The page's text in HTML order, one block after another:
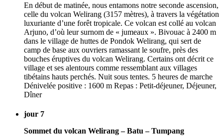
En début de matinée, nous entamons notre seconde ascension,
celle du volcan Welirang (3157 mètres), à travers la végétation
luxuriante d’une forêt tropicale. Ce volcan est collé au volcan
Arjuno, d’où leur surnom de « jumeaux ». Bivouac à 2400 m
dans le village de huttes de Pondok Welirang, qui sert de
camp de base aux ouvriers ramassant le soufre, près des
bouches éruptives du volcan Welirang. Certains ont décrit ce
village et ses alentours comme ressemblant aux villages
tibétains hauts perchés. Nuit sous tentes. 5 heures de marche
Dénivelée positive : 1600 m Repas : Petit-déjeuner, Déjeuner,
Dîner
jour 7
Sommet du volcan Welirang – Batu – Tumpang